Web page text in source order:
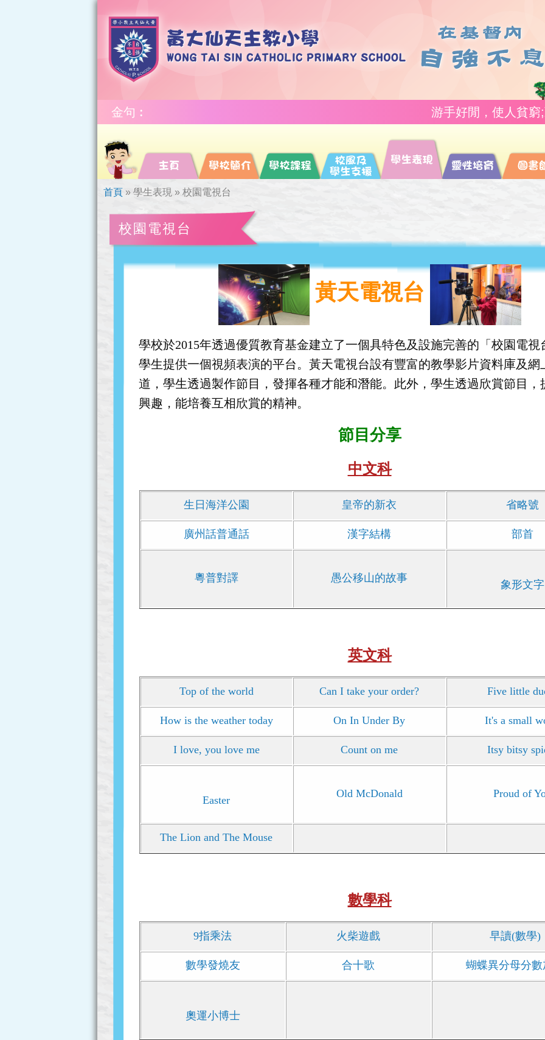
金句︰ 游手好閒，使人貧窮;勤奮工
首頁 » 學生表現 » 校園電視台
校園電視台
黃天電視台
學校於2015年透過優質教育基金建立了一個具特色及設施完善的「校園電視
學生提供一個視頻表演的平台。黃天電視台設有豐富的教學影片資料庫及網
道，學生透過製作節目，發揮各種才能和潛能。此外，學生透過欣賞節目，
興趣，能培養互相欣賞的精神。
節目分享
中文科
生日海洋公園 皇帝的新衣 省略號
廣州話普通話 漢字結構 部首
粵普對譯 愚公移山的故事
象形文字
英文科
Top of the world Can I take your order? Five little
How is the weather today On In Under By It's a small
I love, you love me Count on me Itsy bitsy
Easter
Old McDonald Proud of
The Lion and The Mouse
數學科
9指乘法 火柴遊戲 早讀(數學)
數學發燒友 合十歌 蝴蝶異分母分數
奧運小博士